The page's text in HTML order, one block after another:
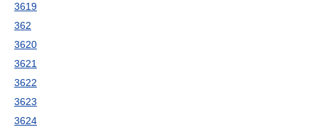
3619
362
3620
3621
3622
3623
3624